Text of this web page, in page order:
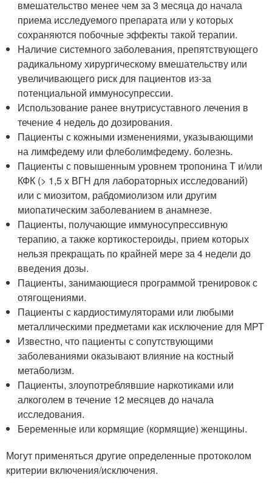
вмешательство менее чем за 3 месяца до начала
приема исследуемого препарата или у которых
сохраняются побочные эффекты такой терапии.
Наличие системного заболевания, препятствующего
радикальному хирургическому вмешательству или
увеличивающего риск для пациентов из-за
потенциальной иммуносупрессии.
Использование ранее внутрисуставного лечения в
течение 4 недель до дозирования.
Пациенты с кожными изменениями, указывающими
на лимфедему или флеболимфедему. болезнь.
Пациенты с повышенным уровнем тропонина Т и/или
КФК (> 1,5 x ВГН для лабораторных исследований)
или с миозитом, рабдомиолизом или другим
миопатическим заболеванием в анамнезе.
Пациенты, получающие иммуносупрессивную
терапию, а также кортикостероиды, прием которых
нельзя прекращать по крайней мере за 4 недели до
введения дозы.
Пациенты, занимающиеся программой тренировок с
отягощениями.
Пациенты с кардиостимуляторами или любыми
металлическими предметами как исключение для МРТ
Известно, что пациенты с сопутствующими
заболеваниями оказывают влияние на костный
метаболизм.
Пациенты, злоупотреблявшие наркотиками или
алкоголем в течение 12 месяцев до начала
исследования.
Беременные или кормящие (кормящие) женщины.
Могут применяться другие определенные протоколом
критерии включения/исключения.